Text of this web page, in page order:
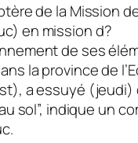
de la Mission
en mission d?
de ses
la province de
a essuyé (jeudi)
sol”, indique un